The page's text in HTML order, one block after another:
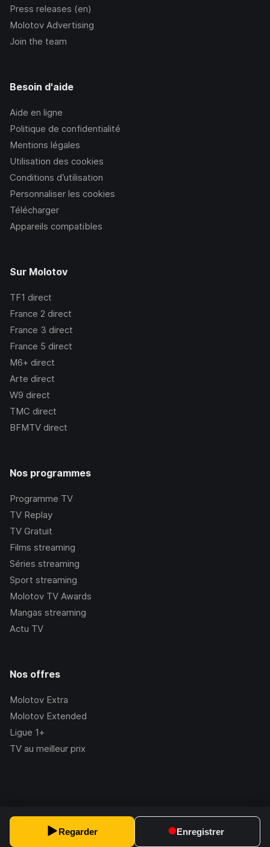
Regarder Enregistrer
Press releases (en)
Molotov Advertising
Join the team
Besoin d'aide
Aide en ligne
Politique de confidentialité
Mentions légales
Utilisation des cookies
Conditions d’utilisation
Personnaliser les cookies
Télécharger
Appareils compatibles
Sur Molotov
TF1 direct
France 2 direct
France 3 direct
France 5 direct
M6+ direct
Arte direct
W9 direct
TMC direct
BFMTV direct
Nos programmes
Programme TV
TV Replay
TV Gratuit
Films streaming
Séries streaming
Sport streaming
Molotov TV Awards
Mangas streaming
Actu TV
Nos offres
Molotov Extra
Molotov Extended
Ligue 1+
TV au meilleur prix
2.228.1